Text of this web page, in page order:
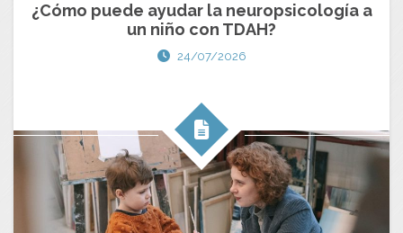
¿Cómo puede ayudar la neuropsicología a
un niño con TDAH?
24/07/2026